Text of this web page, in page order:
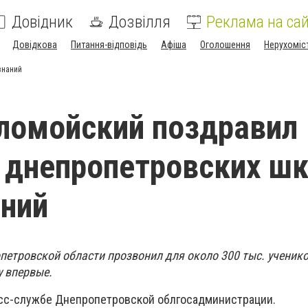
Довідник Дозвілля Реклама на
Довідкова Питання-відповідь Афіша Оголошення
поздравил
области прозвонил для около 300 тыс.
впервые.
службе Днепропетровской облгосадминистрации.